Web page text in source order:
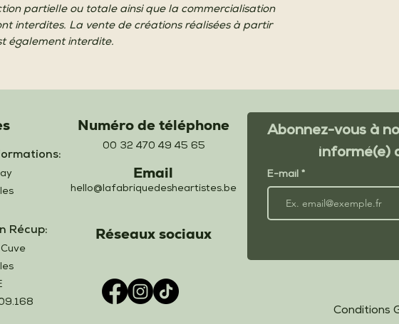
partielle ou totale ainsi que la commercialisation
interdites. La vente de créations réalisées à partir
également interdite.
Récup:
Numéro de téléphone
00 32 470 49 45 65
Email
hello@lafabriquedesheartistes.be
Réseaux sociaux
Abonnez-vous à
informé(e)
E-mail
Conditions